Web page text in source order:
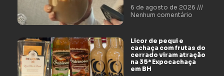
6 de agosto de 2026
Nenhum comentário
Licor de pequi e
cachaça com frutas do
cerrado viram atração
na 35ª Expocachaça
em BH